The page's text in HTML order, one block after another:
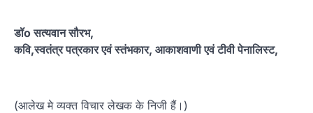
डॉo सत्यवान सौरभ,
कवि,स्वतंत्र पत्रकार एवं स्तंभकार, आकाशवाणी एवं टीवी पेनालिस्ट,
(आलेख मे व्यक्त विचार लेखक के निजी हैं।)